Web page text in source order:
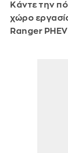
Κάντε την
χώρο
Ranger PHEV